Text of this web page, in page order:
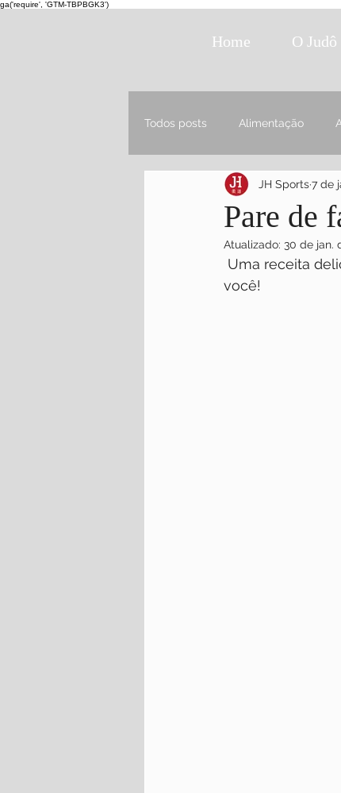
ga('require', 'GTM-TBPBGK3')
Home O Judô
Todos posts Alimentação
Pare de
JH Sports7 de
Atualizado: 30 de jan.
você!